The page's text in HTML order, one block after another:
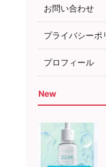
お問い合わせ
プライバシーポ
プロフィール
New